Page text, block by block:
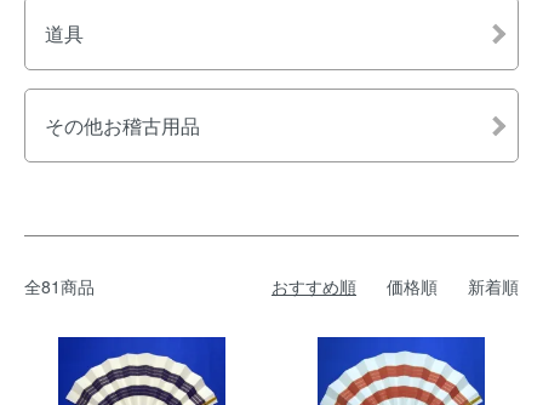
道具
その他お稽古用品
全81商品 おすすめ順 価格順 新着順